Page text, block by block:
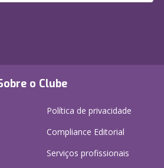
o Clube
Política de privacidade
Compliance Editorial
Serviços profissionais